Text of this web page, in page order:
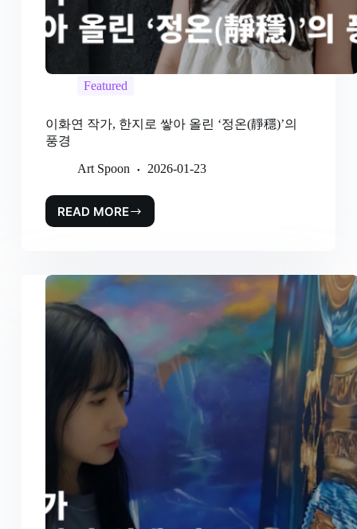
Featured
이화연 작가, 한지로 쌓아 올린 ‘정온(靜穩)’의
풍경
Art Spoon 2026-01-23
READ MORE